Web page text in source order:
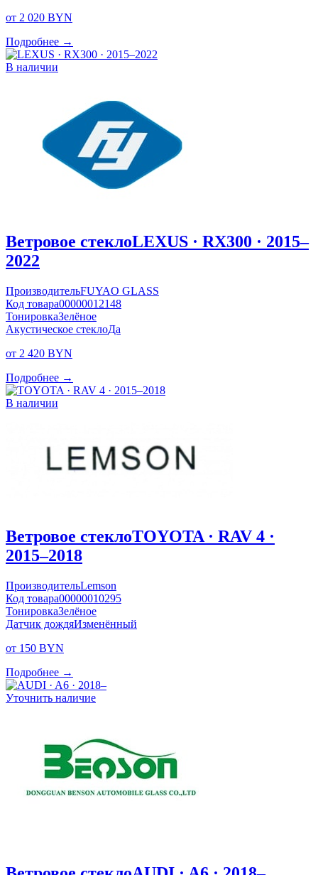
от 2 020 BYN
Подробнее →
В наличии
Ветровое стеклоLEXUS · RX300 · 2015–
2022
ПроизводительFUYAO GLASS
Код товара00000012148
ТонировкаЗелёное
Акустическое стеклоДа
от 2 420 BYN
Подробнее →
В наличии
Ветровое стеклоTOYOTA · RAV 4 ·
2015–2018
ПроизводительLemson
Код товара00000010295
ТонировкаЗелёное
Датчик дождяИзменённый
от 150 BYN
Подробнее →
Уточнить наличие